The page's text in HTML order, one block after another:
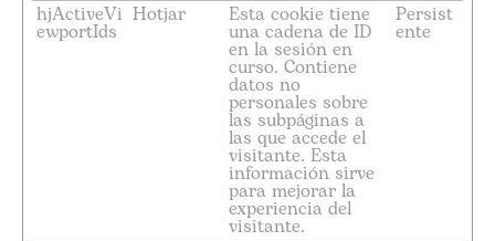
hjActiveVi
ewportIds
Hotjar Esta cookie tiene
una cadena de ID
en la sesión en
curso. Contiene
datos no
personales sobre
las subpáginas a
las que accede el
visitante. Esta
información sirve
para mejorar la
experiencia del
visitante.
Persist
ente